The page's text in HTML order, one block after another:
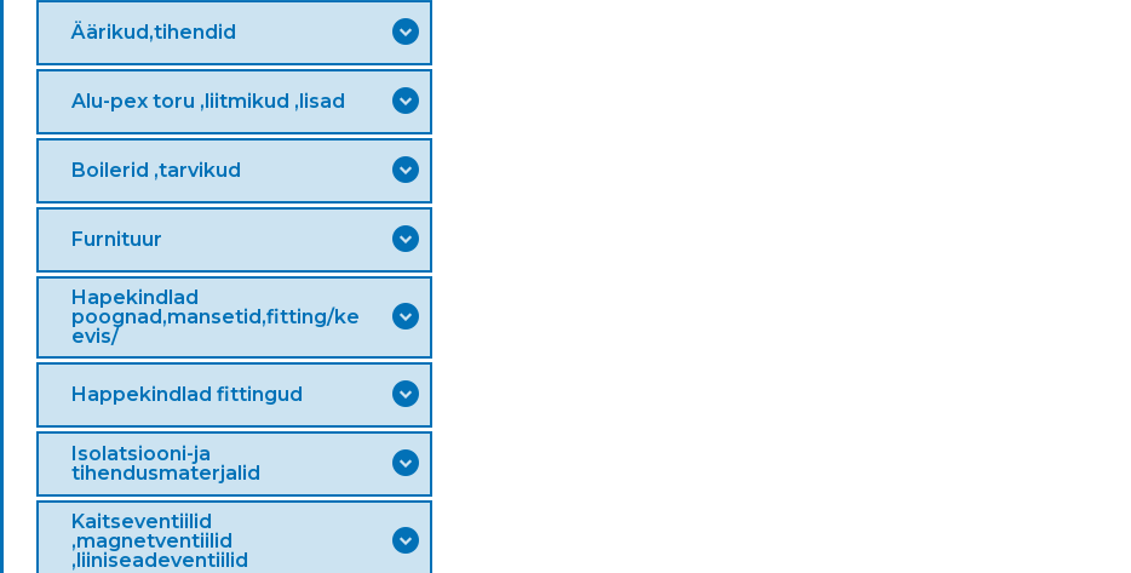
Äärikud,tihendid
Alu-pex toru ,liitmikud ,lisad
Boilerid ,tarvikud
Furnituur
Hapekindlad
poognad,mansetid,fitting/ke
evis/
Happekindlad fittingud
Isolatsiooni-ja
tihendusmaterjalid
Kaitseventiilid
,magnetventiilid
,liiniseadeventiilid